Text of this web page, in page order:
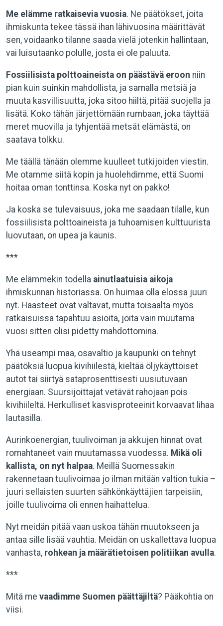
Me elämme ratkaisevia vuosia. Ne päätökset, joita
ihmiskunta tekee tässä ihan lähivuosina määrittävät
sen, voidaanko tilanne saada vielä jotenkin hallintaan,
vai luisutaanko polulle, josta ei ole paluuta.
Fossiilisista polttoaineista on päästävä eroon niin
pian kuin suinkin mahdollista, ja samalla metsiä ja
muuta kasvillisuutta, joka sitoo hiiltä, pitää suojella ja
lisätä. Koko tähän järjettömään rumbaan, joka täyttää
meret muovilla ja tyhjentää metsät elämästä, on
saatava tolkku.
Me täällä tänään olemme kuulleet tutkijoiden viestin.
Me otamme siitä kopin ja huolehdimme, että Suomi
hoitaa oman tonttinsa. Koska nyt on pakko!
Ja koska se tulevaisuus, joka me saadaan tilalle, kun
fossiilisista polttoaineista ja tuhoamisen kulttuurista
luovutaan, on upea ja kaunis.
***
Me elämmekin todella ainutlaatuisia aikoja
ihmiskunnan historiassa. On huimaa olla elossa juuri
nyt. Haasteet ovat valtavat, mutta toisaalta myös
ratkaisuissa tapahtuu asioita, joita vain muutama
vuosi sitten olisi pidetty mahdottomina.
Yhä useampi maa, osavaltio ja kaupunki on tehnyt
päätöksiä luopua kivihiilestä, kieltää öljykäyttöiset
autot tai siirtyä sataprosenttisesti uusiutuvaan
energiaan. Suursijoittajat vetävät rahojaan pois
kivihiileltä. Herkulliset kasvisproteeinit korvaavat lihaa
lautasilla.
Aurinkoenergian, tuulivoiman ja akkujen hinnat ovat
romahtaneet vain muutamassa vuodessa. Mikä oli
kallista, on nyt halpaa. Meillä Suomessakin
rakennetaan tuulivoimaa jo ilman mitään valtion tukia –
juuri sellaisten suurten sähkönkäyttäjien tarpeisiin,
joille tuulivoima oli ennen haihattelua.
Nyt meidän pitää vaan uskoa tähän muutokseen ja
antaa sille lisää vauhtia. Meidän on uskallettava luopua
vanhasta, rohkean ja määrätietoisen politiikan avulla.
***
Mitä me vaadimme Suomen päättäjiltä? Pääkohtia on
viisi.